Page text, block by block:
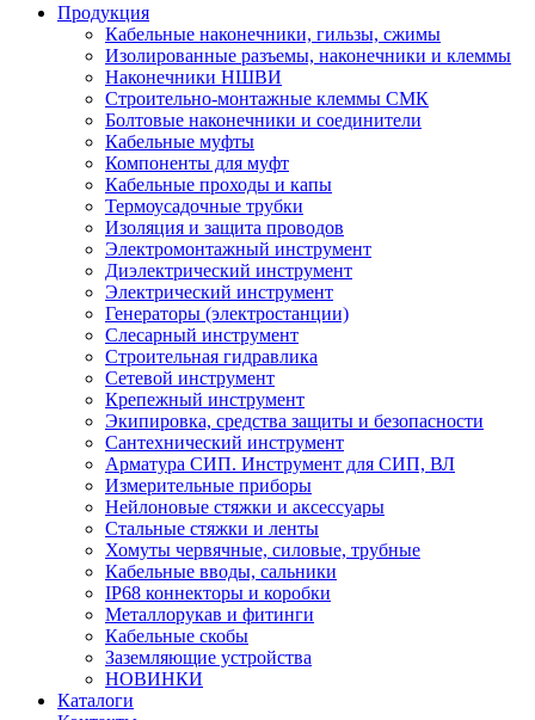
Продукция
Кабельные наконечники, гильзы, сжимы
Изолированные разъемы, наконечники и клеммы
Наконечники НШВИ
Строительно-монтажные клеммы СМК
Болтовые наконечники и соединители
Кабельные муфты
Компоненты для муфт
Кабельные проходы и капы
Термоусадочные трубки
Изоляция и защита проводов
Электромонтажный инструмент
Диэлектрический инструмент
Электрический инструмент
Генераторы (электростанции)
Слесарный инструмент
Строительная гидравлика
Сетевой инструмент
Крепежный инструмент
Экипировка, средства защиты и безопасности
Сантехнический инструмент
Арматура СИП. Инструмент для СИП, ВЛ
Измерительные приборы
Нейлоновые стяжки и аксессуары
Стальные стяжки и ленты
Хомуты червячные, силовые, трубные
Кабельные вводы, сальники
IP68 коннекторы и коробки
Металлорукав и фитинги
Кабельные скобы
Заземляющие устройства
НОВИНКИ
Каталоги